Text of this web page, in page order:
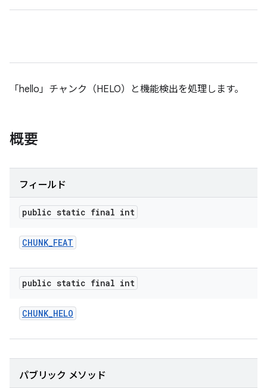
「hello」チャンク（HELO）と機能検出を処理します。
概要
フィールド
public static final int
CHUNK_FEAT
public static final int
CHUNK_HELO
パブリック メソッド